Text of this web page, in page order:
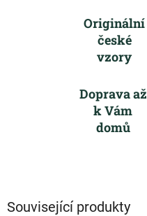
Originální
české
vzory
Doprava až
k Vám
domů
Související produkty